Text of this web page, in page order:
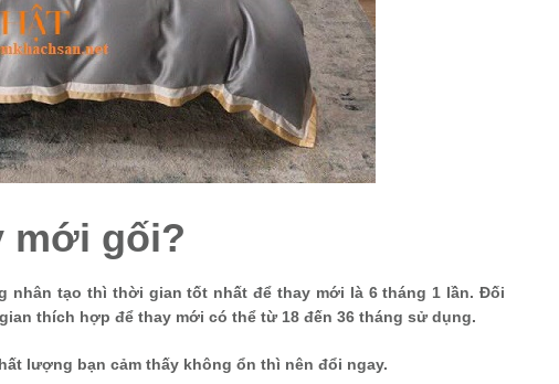
mới gối?
tạo thì thời gian tốt nhất để thay mới là 6 tháng 1 lần. Đối
thích hợp để thay mới có thể từ 18 đến 36 tháng sử dụng.
lượng bạn cảm thấy không ổn thì nên đổi ngay.